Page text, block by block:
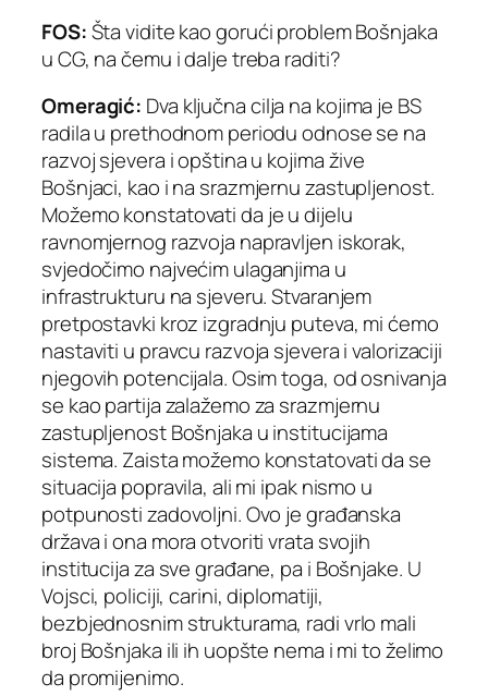
FOS:Šta vidite kao gorući problem Bošnjaka
u CG, na čemu i dalje treba raditi?
Omeragić: Dva ključna cilja na kojima je BS
radila u prethodnom periodu odnose se na
razvoj sjevera i opština u kojima žive
Bošnjaci, kao i na srazmjernu zastupljenost.
Možemo konstatovati da je u dijelu
ravnomjernog razvoja napravljen iskorak,
svjedočimo najvećim ulaganjima u
infrastrukturu na sjeveru. Stvaranjem
pretpostavki kroz izgradnju puteva, mi ćemo
nastaviti u pravcu razvoja sjevera i valorizaciji
njegovih potencijala. Osim toga, od osnivanja
se kao partija zalažemo za srazmjernu
zastupljenost Bošnjaka u institucijama
sistema. Zaista možemo konstatovati da se
situacija popravila, ali mi ipak nismo u
potpunosti zadovoljni. Ovo je građanska
država i ona mora otvoriti vrata svojih
institucija za sve građane, pa i Bošnjake. U
Vojsci, policiji, carini, diplomatiji,
bezbjednosnim strukturama, radi vrlo mali
broj Bošnjaka ili ih uopšte nema i mi to želimo
da promijenimo.